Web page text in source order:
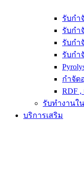
รับกำ
รับกำ
รับกำ
รับกำ
กำจัด
RDF
รับทำงานใ
บริการเสริม